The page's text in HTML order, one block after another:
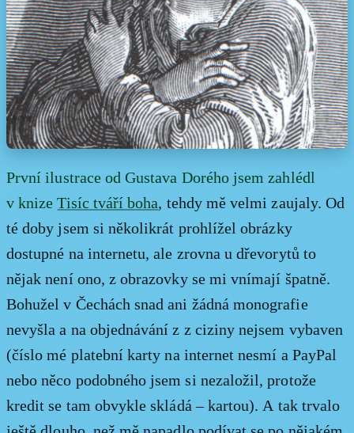
První ilustrace od Gustava Dorého jsem zahlédl
v knizeTisíc tváří boha, tehdy mě velmi zaujaly. Od
té doby jsem si několikrát prohlížel obrázky
dostupné na internetu, ale zrovna u dřevorytů to
nějak není ono, z obrazovky se mi vnímají špatně.
Bohužel v Čechách snad ani žádná monografie
nevyšla a na objednávání z z ciziny nejsem vybaven
(číslo mé platební karty na internet nesmí a PayPal
nebo něco podobného jsem si nezaložil, protože
kredit se tam obvykle skládá – kartou). A tak trvalo